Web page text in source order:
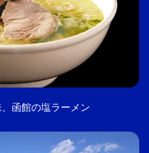
函館の塩ラーメン